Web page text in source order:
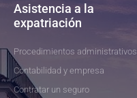
Asistencia a la
expatriación
Procedimientos administrativos
Contabilidad y empresa
Contratar un seguro